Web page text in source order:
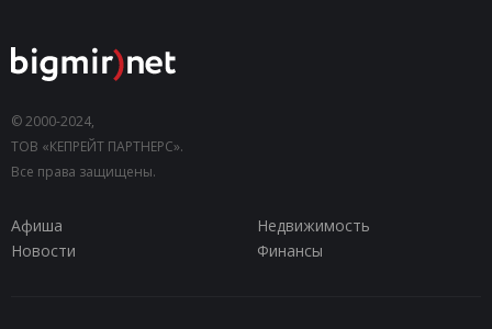
© 2000-2024,
ТОВ «КЕПРЕЙТ ПАРТНЕРС».
Все права защищены.
Афиша
Недвижимость
Новости
Финансы